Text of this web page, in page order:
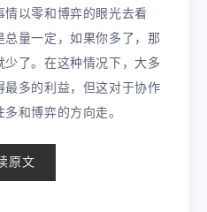
以零和博弈的眼光去看
量一定，如果你多了，那
了。在这种情况下，大多
多的利益，但这对于协作
和博弈的方向走。
原文